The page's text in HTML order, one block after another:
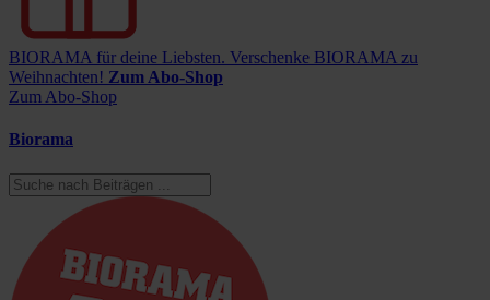
BIORAMA für deine Liebsten. Verschenke BIORAMA zu
Weihnachten! Zum Abo-Shop
Zum Abo-Shop
Biorama